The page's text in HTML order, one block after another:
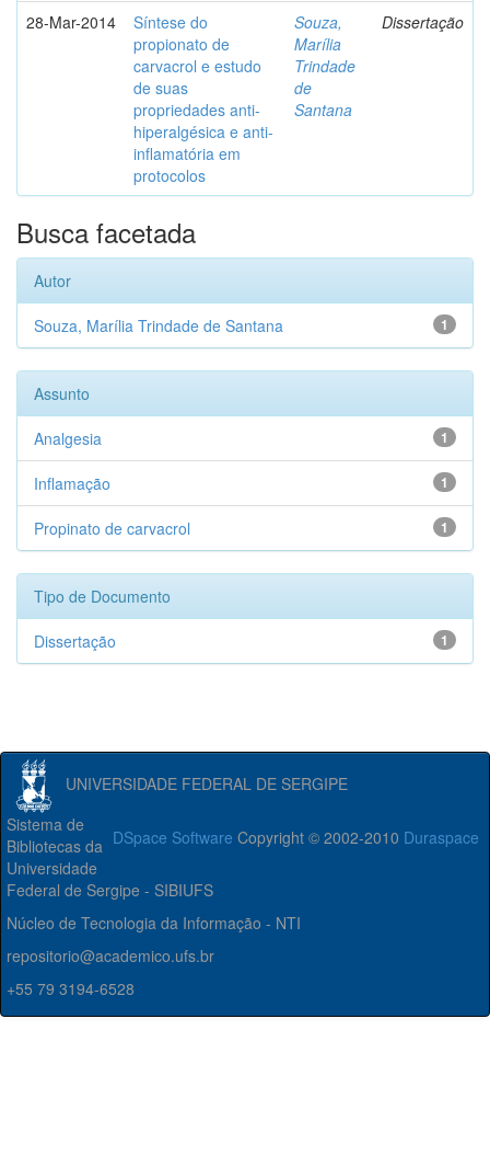
28-Mar-2014
Síntese do
propionato de
carvacrol e estudo
de suas
propriedades anti-
hiperalgésica e anti-
inflamatória em
protocolos
Souza,
Marília
Trindade
de
Santana
Dissertação
Busca facetada
Autor
1
Souza, Marília Trindade de Santana
Assunto
1
Analgesia
1
Inflamação
1
Propinato de carvacrol
Tipo de Documento
1
Dissertação
UNIVERSIDADE FEDERAL DE SERGIPE
DSpace Software Copyright © 2002-2010 Duraspace
Sistema de
Bibliotecas da
Universidade
Federal de Sergipe - SIBIUFS
Núcleo de Tecnologia da Informação - NTI
repositorio@academico.ufs.br
+55 79 3194-6528